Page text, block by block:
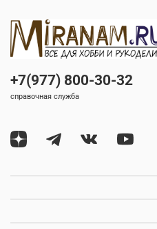
+7(977) 800-30-32
справочная служба